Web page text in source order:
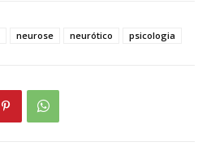
neurose neurótico psicologia